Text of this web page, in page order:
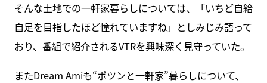
そんな土地での一軒家暮らしについては、「いちど自給
自足を目指したほど憧れていますね」としみじみ語って
おり、番組で紹介されるVTRを興味深く見守っていた。
またDream Amiも“ポツンと一軒家”暮らしについて、